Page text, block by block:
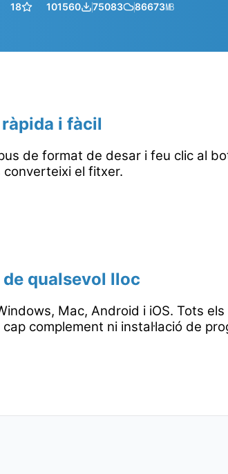
18 101560 75083 86673㎆︎
i fàcil
de format de desar i feu clic al
el fitxer.
qualsevol lloc
Mac, Android i iOS. Tots
complement ni instal·lació de